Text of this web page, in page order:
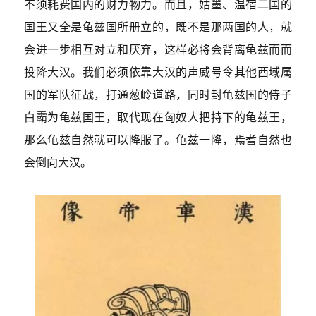
不须耗费国内的财力物力。而且，姑墨、温宿二国的
国王又全是龟兹国所册立的，既不是那两国的人，就
会进一步相互对立和厌弃，这样必将会背离龟兹而而
投降大汉。我们必须依靠大汉的声威号令其他西域属
国的军队征战，打通葱岭道路，同时封龟兹国的侍子
白霸为龟兹国王，取代现在匈奴人把持下的龟兹王，
那么龟兹自然就可以降服了。龟兹一降，焉耆自然也
会倒向大汉。